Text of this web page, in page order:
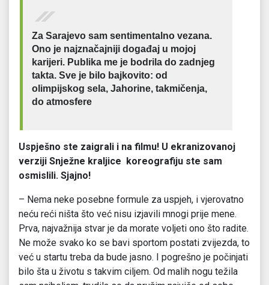
Za Sarajevo sam sentimentalno vezana.
Ono je najznačajniji događaj u mojoj
karijeri. Publika me je bodrila do zadnjeg
takta. Sve je bilo bajkovito: od
olimpijskog sela, Jahorine, takmičenja,
do atmosfere
Uspješno ste zaigrali i na filmu! U ekranizovanoj
verziji Snježne kraljice koreografiju ste sam
osmislili. Sjajno!
– Nema neke posebne formule za uspjeh, i vjerovatno
neću reći ništa što već nisu izjavili mnogi prije mene.
Prva, najvažnija stvar je da morate voljeti ono što radite.
Ne može svako ko se bavi sportom postati zvijezda, to
već u startu treba da bude jasno. I pogrešno je počinjati
bilo šta u životu s takvim ciljem. Od malih nogu težila